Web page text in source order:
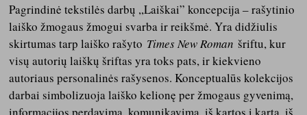
Pagrindinė tekstilės darbų ,,Laiškai” koncepcija – rašytinio
laiško žmogaus žmogui svarba ir reikšmė. Yra didžiulis
skirtumas tarp laiško rašyto Times New Roman šriftu, kur
visų autorių laiškų šriftas yra toks pats, ir kiekvieno
autoriaus personalinės rašysenos. Konceptualūs kolekcijos
darbai simbolizuoja laiško kelionę per žmogaus gyvenimą,
informacijos perdavimą, komunikavimą, iš kartos į kartą, iš